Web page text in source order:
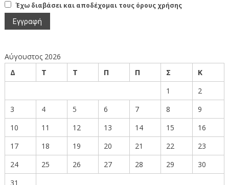
Έχω διαβάσει και αποδέχομαι τους όρους χρήσης
Αύγουστος 2026
Δ
Τ Τ Π Π Σ
Κ
1
2
3
4 5 6 7 8
9
10
11 12 13 14 15
16
17
18 19 20 21 22
23
24
25 26 27 28 29
30
31